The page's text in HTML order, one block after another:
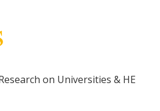
on Universities & HE